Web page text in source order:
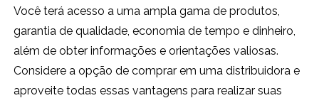
Você terá acesso a uma ampla gama de produtos,
garantia de qualidade, economia de tempo e dinheiro,
além de obter informações e orientações valiosas.
Considere a opção de comprar em uma distribuidora e
aproveite todas essas vantagens para realizar suas